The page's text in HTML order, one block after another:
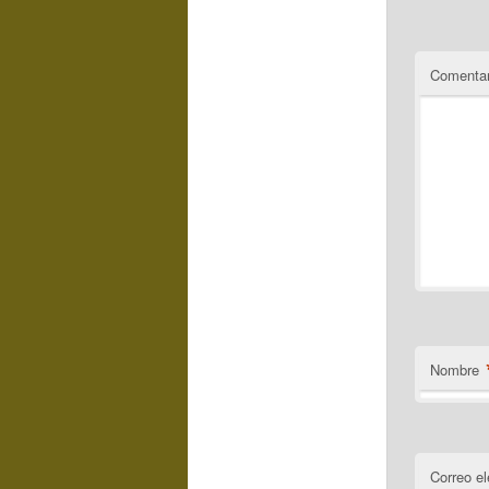
Nombre
Correo